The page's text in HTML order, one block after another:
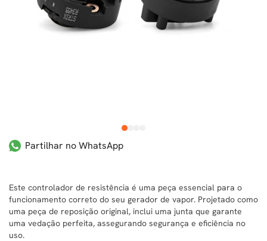
1
Partilhar no WhatsApp
Este controlador de resistência é uma peça essencial para o
funcionamento correto do seu gerador de vapor. Projetado como
uma peça de reposição original, inclui uma junta que garante
uma vedação perfeita, assegurando segurança e eficiência no
uso.